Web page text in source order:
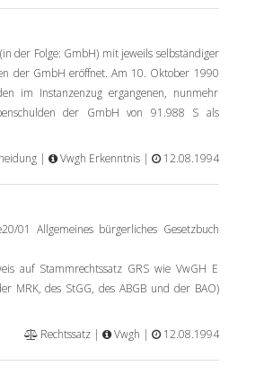
der Folge: GmbH) mit jeweils selbständiger
der GmbH eröffnet. Am 10. Oktober 1990
im Instanzenzug ergangenen, nunmehr
der GmbH von 91.988 S als
|
Vwgh Erkenntnis | 12.08.1994
01 Allgemeines bürgerliches Gesetzbuch
auf Stammrechtssatz GRS wie VwGH E
MRK, des StGG, des ABGB und der BAO)
Rechtssatz |
Vwgh | 12.08.1994